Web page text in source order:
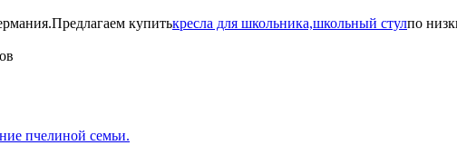
купитькресла для школьника,школьный стулпо
пчелиной семьи.